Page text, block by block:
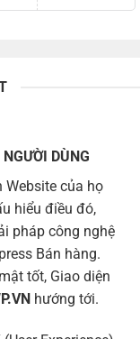
DÙNG
Website của họ
hiểu điều đó,
pháp công nghệ
Bán hàng.
tốt, Giao diện
hướng tới.